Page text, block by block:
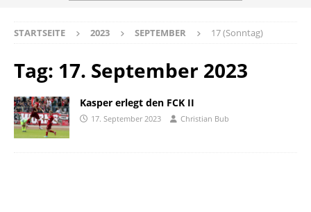
STARTSEITE 2023 SEPTEMBER 17 (Sonntag)
Tag: 17. September 2023
Kasper erlegt den FCK II
17. September 2023 Christian Bub